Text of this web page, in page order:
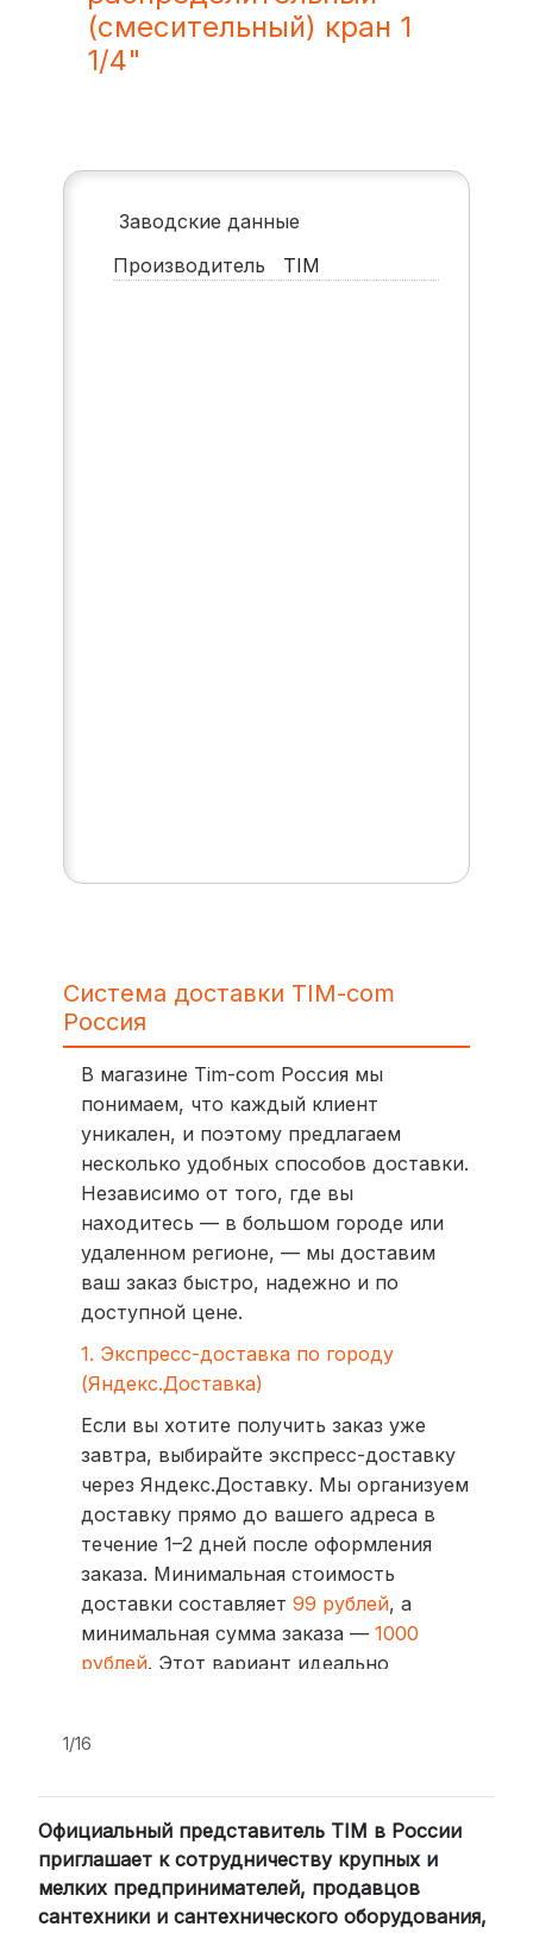
(смесительный) кран 1
1/4"
Заводские данные
Производитель
TIM
Система доставки TIM-com
Россия
В магазине Tim-com Россия мы
понимаем, что каждый клиент
уникален, и поэтому предлагаем
несколько удобных способов доставки.
Независимо от того, где вы
находитесь — в большом городе или
удаленном регионе, — мы доставим
ваш заказ быстро, надежно и по
доступной цене.
1. Экспресс-доставка по городу
(Яндекс.Доставка)
Если вы хотите получить заказ уже
завтра, выбирайте экспресс-доставку
через Яндекс.Доставку. Мы организуем
доставку прямо до вашего адреса в
течение 1–2 дней после оформления
заказа. Минимальная стоимость
доставки составляет 99 рублей, а
минимальная сумма заказа — 1000
рублей. Этот вариант идеально
компании (СДЭК, BoxBerry, DPD)
Для клиентов из других регионов
России мы сотрудничаем с
проверенными транспортными
компаниями:
1/16
Официальный представитель TIM в России
приглашает к сотрудничеству крупных и
мелких предпринимателей, продавцов
сантехники и сантехнического оборудования,